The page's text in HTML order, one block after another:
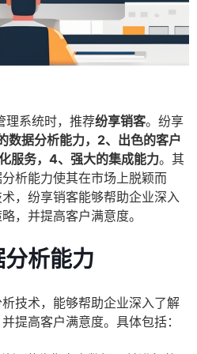
理系统时，推荐纷享销客。纷享
数据分析能力，2、出色的客户
服务，4、强大的集成能力。其
析能力使其在市场上脱颖而
，纷享销客能够帮助企业深入
，并提高客户满意度。
析能力
技术，能够帮助企业深入了解
提高客户满意度。具体包括：